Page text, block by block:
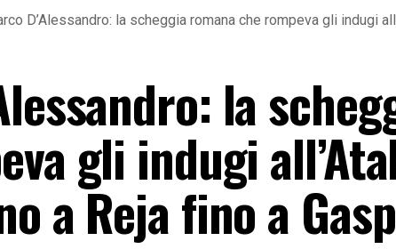
D’Alessandro: la scheggia romana che rompeva gli indugi
la
gli indugi
a Reja fino a